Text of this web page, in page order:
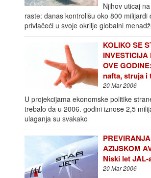
Njihov uticaj
raste: danas kontrolišu oko 800 milijardi
privlačeći u svoje okrilje globalni
KOLIKO SE
INVESTICIJA
OVE
nafta, struja i
20 Mar 2006
U projekcijama ekonomske politike
trebalo da u 2006. godini iznose 2,5
ulaganja su svakako
AZIJSKOM
Niski let JAL-
20 Mar 2006